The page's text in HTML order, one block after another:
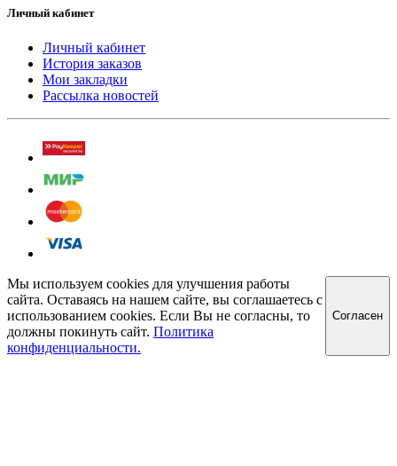
Личный кабинет
Личный кабинет
История заказов
Мои закладки
Рассылка новостей
Мы используем cookies для улучшения работы
сайта. Оставаясь на нашем сайте, вы соглашаетесь с
использованием cookies. Если Вы не согласны, то
должны покинуть сайт. Политика
конфиденциальности.
Cогласен